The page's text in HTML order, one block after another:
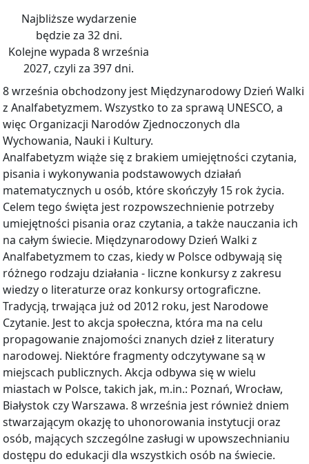
Najbliższe wydarzenie
będzie za 32 dni.
Kolejne wypada 8 września
2027, czyli za 397 dni.
8 września obchodzony jest Międzynarodowy Dzień Walki
z Analfabetyzmem. Wszystko to za sprawą UNESCO, a
więc Organizacji Narodów Zjednoczonych dla
Wychowania, Nauki i Kultury.
Analfabetyzm wiąże się z brakiem umiejętności czytania,
pisania i wykonywania podstawowych działań
matematycznych u osób, które skończyły 15 rok życia.
Celem tego święta jest rozpowszechnienie potrzeby
umiejętności pisania oraz czytania, a także nauczania ich
na całym świecie. Międzynarodowy Dzień Walki z
Analfabetyzmem to czas, kiedy w Polsce odbywają się
różnego rodzaju działania - liczne konkursy z zakresu
wiedzy o literaturze oraz konkursy ortograficzne.
Tradycją, trwająca już od 2012 roku, jest Narodowe
Czytanie. Jest to akcja społeczna, która ma na celu
propagowanie znajomości znanych dzieł z literatury
narodowej. Niektóre fragmenty odczytywane są w
miejscach publicznych. Akcja odbywa się w wielu
miastach w Polsce, takich jak, m.in.: Poznań, Wrocław,
Białystok czy Warszawa. 8 września jest również dniem
stwarzającym okazję to uhonorowania instytucji oraz
osób, mających szczególne zasługi w upowszechnianiu
dostępu do edukacji dla wszystkich osób na świecie.